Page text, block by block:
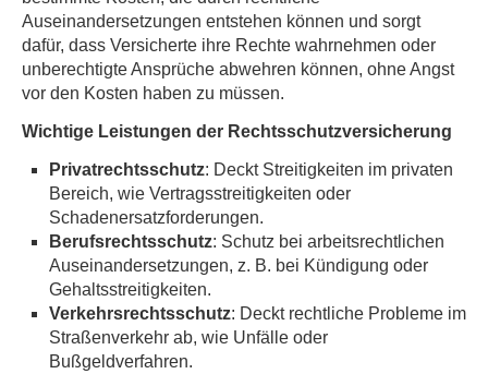
Auseinandersetzungen entstehen können und sorgt
dafür, dass Versicherte ihre Rechte wahrnehmen oder
unberechtigte Ansprüche abwehren können, ohne Angst
vor den Kosten haben zu müssen.
Wichtige Leistungen der Rechts­schutz­ver­si­che­rung
Privatrechtsschutz: Deckt Streitigkeiten im privaten
Bereich, wie Vertragsstreitigkeiten oder
Schadenersatzforderungen.
Berufsrechtsschutz: Schutz bei arbeitsrechtlichen
Auseinandersetzungen, z. B. bei Kündigung oder
Gehaltsstreitigkeiten.
Verkehrsrechtsschutz: Deckt rechtliche Probleme im
Straßenverkehr ab, wie Unfälle oder
Bußgeldverfahren.